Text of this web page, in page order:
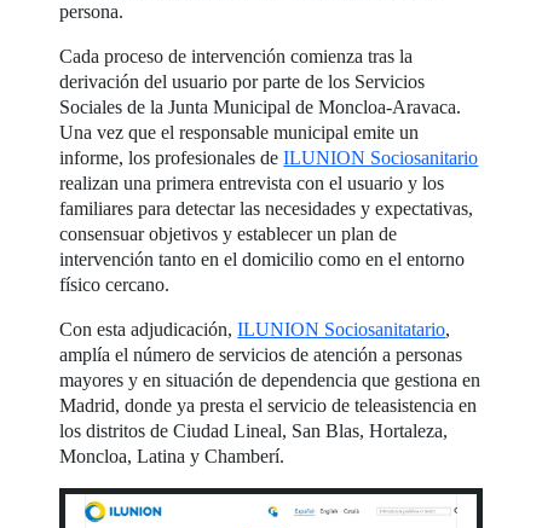
persona.
Cada proceso de intervención comienza tras la
derivación del usuario por parte de los Servicios
Sociales de la Junta Municipal de Moncloa-Aravaca.
Una vez que el responsable municipal emite un
informe, los profesionales deILUNION Sociosanitario
realizan una primera entrevista con el usuario y los
familiares para detectar las necesidades y expectativas,
consensuar objetivos y establecer un plan de
intervención tanto en el domicilio como en el entorno
físico cercano.
Con esta adjudicación,ILUNION Sociosanitatario,
amplía el número de servicios de atención a personas
mayores y en situación de dependencia que gestiona en
Madrid, donde ya presta el servicio de teleasistencia en
los distritos de Ciudad Lineal, San Blas, Hortaleza,
Moncloa, Latina y Chamberí.